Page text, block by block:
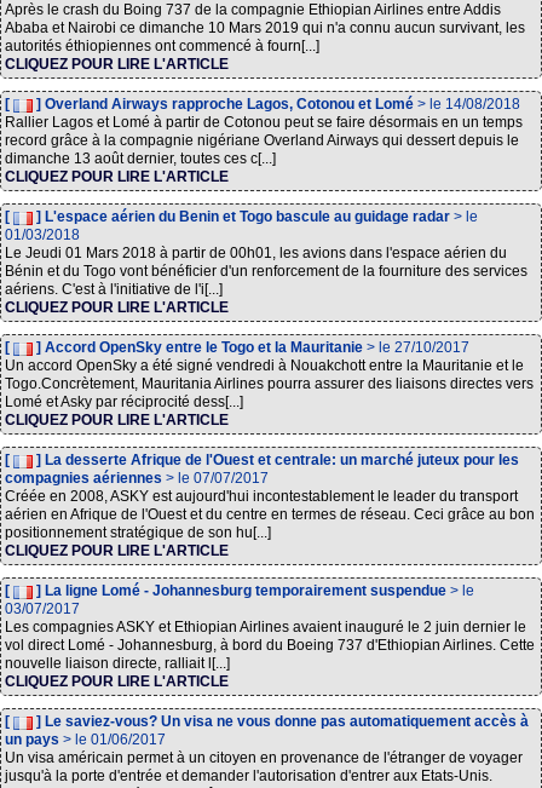
Après le crash du Boing 737 de la compagnie Ethiopian Airlines entre Addis
Ababa et Nairobi ce dimanche 10 Mars 2019 qui n'a connu aucun survivant, les
autorités éthiopiennes ont commencé à fourn[...]
CLIQUEZ POUR LIRE L'ARTICLE
[ ] Overland Airways rapproche Lagos, Cotonou et Lomé > le 14/08/2018
Rallier Lagos et Lomé à partir de Cotonou peut se faire désormais en un temps
record grâce à la compagnie nigériane Overland Airways qui dessert depuis le
dimanche 13 août dernier, toutes ces c[...]
CLIQUEZ POUR LIRE L'ARTICLE
[ ] L'espace aérien du Benin et Togo bascule au guidage radar > le
01/03/2018
Le Jeudi 01 Mars 2018 à partir de 00h01, les avions dans l'espace aérien du
Bénin et du Togo vont bénéficier d'un renforcement de la fourniture des services
aériens. C'est à l'initiative de l'i[...]
CLIQUEZ POUR LIRE L'ARTICLE
[ ] Accord OpenSky entre le Togo et la Mauritanie > le 27/10/2017
Un accord OpenSky a été signé vendredi à Nouakchott entre la Mauritanie et le
Togo.Concrètement, Mauritania Airlines pourra assurer des liaisons directes vers
Lomé et Asky par réciprocité dess[...]
CLIQUEZ POUR LIRE L'ARTICLE
[
] La desserte Afrique de l'Ouest et centrale: un marché juteux pour les
compagnies aériennes > le 07/07/2017
Créée en 2008, ASKY est aujourd'hui incontestablement le leader du transport
aérien en Afrique de l'Ouest et du centre en termes de réseau. Ceci grâce au bon
positionnement stratégique de son hu[...]
CLIQUEZ POUR LIRE L'ARTICLE
[ ] La ligne Lomé - Johannesburg temporairement suspendue > le
03/07/2017
Les compagnies ASKY et Ethiopian Airlines avaient inauguré le 2 juin dernier le
vol direct Lomé - Johannesburg, à bord du Boeing 737 d'Ethiopian Airlines. Cette
nouvelle liaison directe, ralliait l[...]
CLIQUEZ POUR LIRE L'ARTICLE
[
] Le saviez-vous? Un visa ne vous donne pas automatiquement accès à
un pays > le 01/06/2017
Un visa américain permet à un citoyen en provenance de l'étranger de voyager
jusqu'à la porte d'entrée et demander l'autorisation d'entrer aux Etats-Unis.